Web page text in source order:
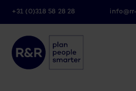
+31 (0)318 58 28 28